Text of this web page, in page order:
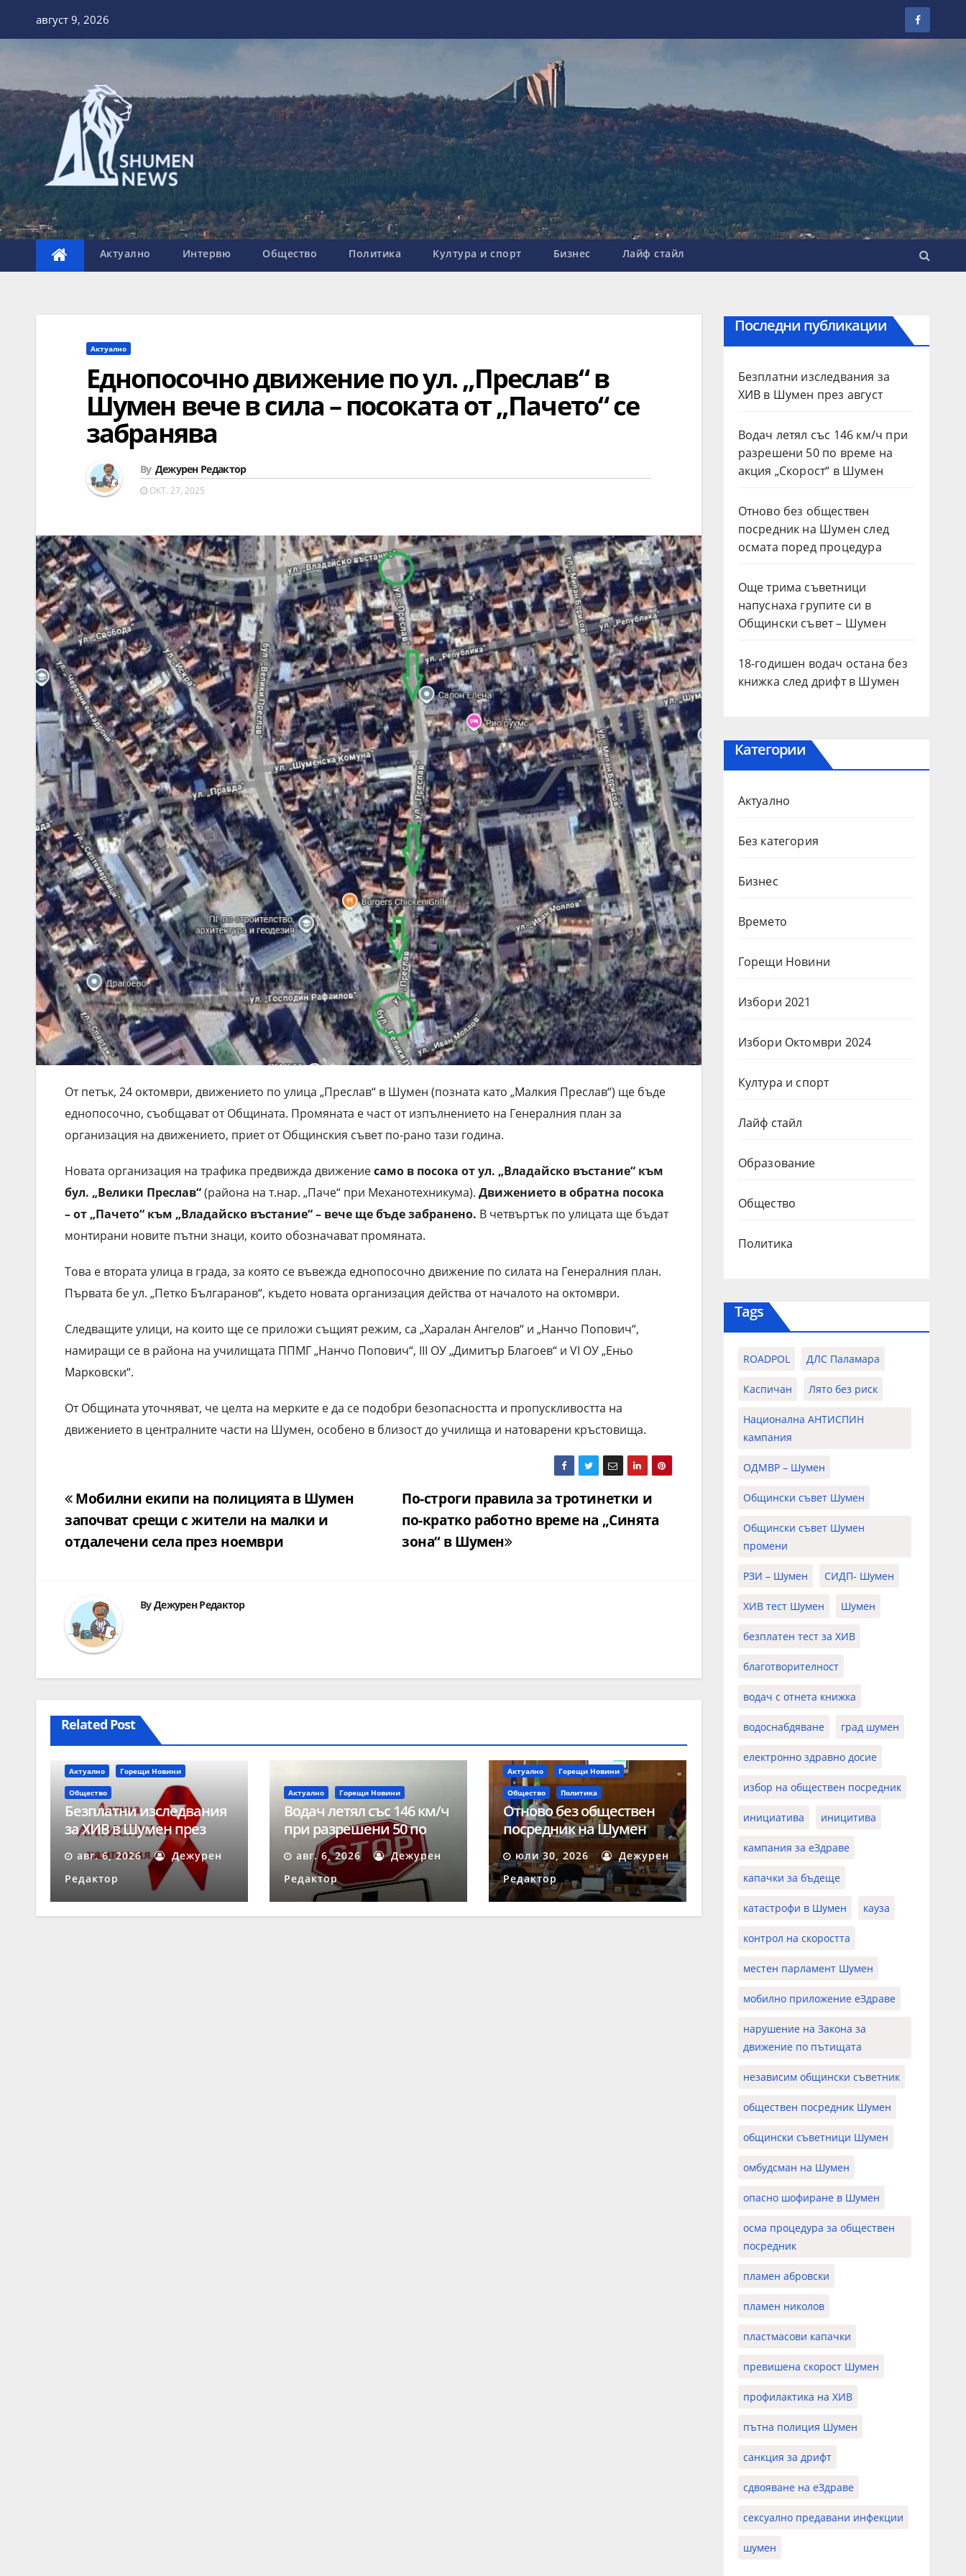
август 9, 2026
Актуално Интервю Общество Политика Култура и спорт Бизнес Лайф стайл
Актуално
Еднопосочно движение по ул. „Преслав“ в
Шумен вече в сила – посоката от „Пачето“ се
забранява
By Дежурен Редактор
ОКТ. 27, 2025
От петък, 24 октомври, движението по улица „Преслав“ в Шумен (позната като „Малкия Преслав“) ще бъде
еднопосочно, съобщават от Общината. Промяната е част от изпълнението на Генералния план за
организация на движението, приет от Общинския съвет по-рано тази година.
Новата организация на трафика предвижда движениесамо в посока от ул. „Владайско въстание“ към
бул. „Велики Преслав“(района на т.нар. „Паче“ при Механотехникума). Движението в обратна посока
– от „Пачето“ към „Владайско въстание“ – вече ще бъде забранено. В четвъртък по улицата ще бъдат
монтирани новите пътни знаци, които обозначават промяната.
Това е втората улица в града, за която се въвежда еднопосочно движение по силата на Генералния план.
Първата бе ул. „Петко Българанов“, където новата организация действа от началото на октомври.
Следващите улици, на които ще се приложи същият режим, са „Харалан Ангелов“ и „Нанчо Попович“,
намиращи се в района на училищата ППМГ „Нанчо Попович“, III ОУ „Димитър Благоев“ и VI ОУ „Еньо
Марковски“.
От Общината уточняват, че целта на мерките е да се подобри безопасността и пропускливостта на
движението в централните части на Шумен, особено в близост до училища и натоварени кръстовища.
Навигация
По-строги правила за тротинетки и
по-кратко работно време на „Синята
зона“ в Шумен
Мобилни екипи на полицията в Шумен
започват срещи с жители на малки и
отдалечени села през ноември
ByДежурен Редактор
Related Post
Актуално Горещи Новини
Общество
Безплатни изследвания
за ХИВ в Шумен през
август
авг. 6, 2026
Дежурен
Редактор
Актуално Горещи Новини
Водач летял със 146 км/ч
при разрешени 50 по
време на акция
„Скорост“ в Шумен
авг. 6, 2026
Дежурен
Редактор
Актуално Горещи Новини
Общество Политика
Отново без обществен
посредник на Шумен
след осмата поред
процедура
юли 30, 2026
Дежурен
Редактор
Последни публикации
Безплатни изследвания за
ХИВ в Шумен през август
Водач летял със 146 км/ч при
разрешени 50 по време на
акция „Скорост“ в Шумен
Отново без обществен
посредник на Шумен след
осмата поред процедура
Още трима съветници
напуснаха групите си в
Общински съвет – Шумен
18-годишен водач остана без
книжка след дрифт в Шумен
Категории
Актуално
Без категория
Бизнес
Времето
Горещи Новини
Избори 2021
Избори Октомври 2024
Култура и спорт
Лайф стайл
Образование
Общество
Политика
Tags
ROADPOL ДЛС Паламара
Каспичан Лято без риск
Национална АНТИСПИН
кампания
ОДМВР – Шумен
Общински съвет Шумен
Общински съвет Шумен
промени
РЗИ – Шумен СИДП- Шумен
ХИВ тест Шумен Шумен
безплатен тест за ХИВ
благотворителност
водач с отнета книжка
водоснабдяване град шумен
електронно здравно досие
избор на обществен посредник
инициатива иницитива
кампания за еЗдраве
капачки за бъдеще
катастрофи в Шумен кауза
контрол на скоростта
местен парламент Шумен
мобилно приложение еЗдраве
нарушение на Закона за
движение по пътищата
независим общински съветник
обществен посредник Шумен
общински съветници Шумен
омбудсман на Шумен
опасно шофиране в Шумен
осма процедура за обществен
посредник
пламен абровски
пламен николов
пластмасови капачки
превишена скорост Шумен
профилактика на ХИВ
пътна полиция Шумен
санкция за дрифт
сдвояване на еЗдраве
сексуално предавани инфекции
шумен